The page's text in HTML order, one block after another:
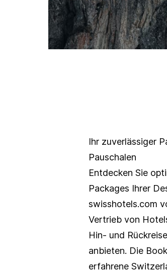
Ihr zuverlässiger
Pauschalen
Entdecken Sie
swisshotels.com
Vertrieb von
Hin- und
anbieten. Die
erfahrene